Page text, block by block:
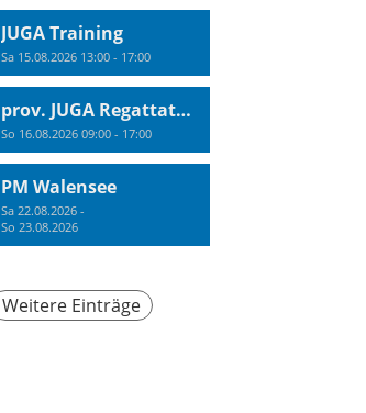
JUGA Training
Sa 15.08.2026 13:00 - 17:00
prov. JUGA Regattatraining
So 16.08.2026 09:00 - 17:00
PM Walensee
Sa 22.08.2026 -
So 23.08.2026
Weitere Einträge